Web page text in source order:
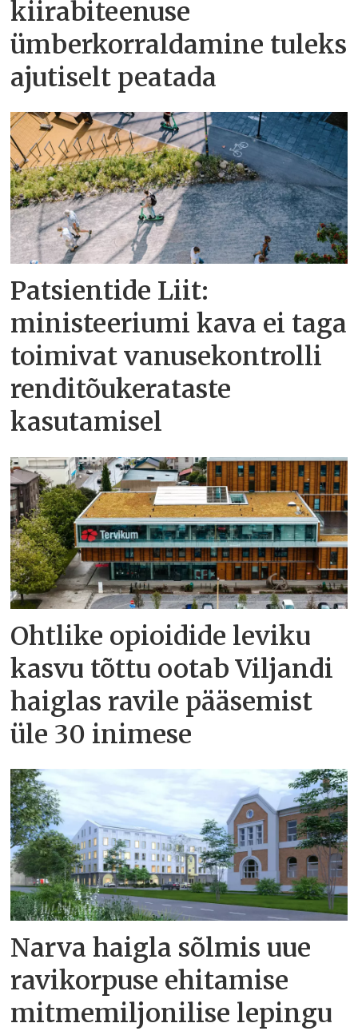
kiirabiteenuse
ümberkorraldamine tuleks
ajutiselt peatada
Patsientide Liit:
ministeeriumi kava ei taga
toimivat vanusekontrolli
renditõukerataste
kasutamisel
Ohtlike opioidide leviku
kasvu tõttu ootab Viljandi
haiglas ravile pääsemist
üle 30 inimese
Narva haigla sõlmis uue
ravikorpuse ehitamise
mitmemiljonilise lepingu